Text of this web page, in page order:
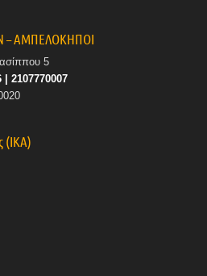
– ΑΜΠΕΛΟΚΗΠΟΙ
5
| 2107770007
(ΙΚΑ)